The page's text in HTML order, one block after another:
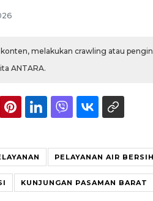
melakukan crawling atau
ANTARA.
PELAYANAN AIR BERSIH
KUNJUNGAN PASAMAN BARAT